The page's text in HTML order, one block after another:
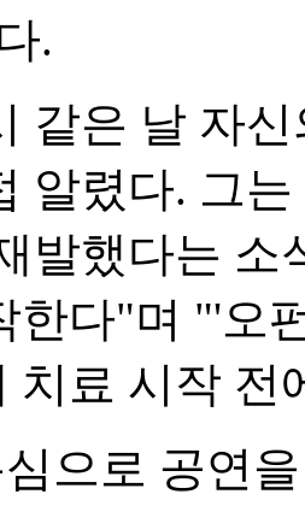
.
같은 날 자
알렸다. 그
발했다는 소
한다"며 "'오
치료 시작
으로 공연